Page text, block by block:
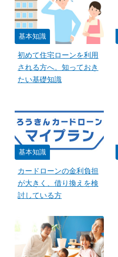
基本知識
初めて住宅ローンを利用
される方へ。知っておき
たい基礎知識
基本知識
カードローンの金利負担
が大きく、借り換えを検
討している方